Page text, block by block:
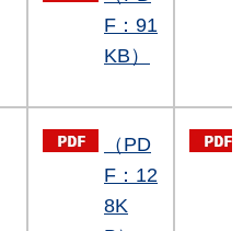
F：91
KB）
（PD
F：12
8K